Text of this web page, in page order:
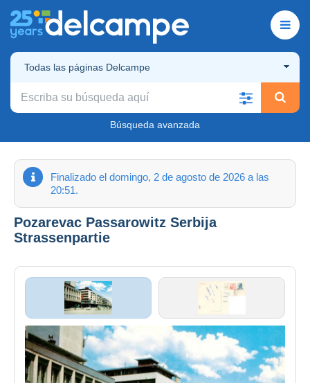
Todas las páginas Delcampe
Búsqueda avanzada
Finalizado el domingo, 2 de agosto de 2026 a las
20:51.
Pozarevac Passarowitz Serbija
Strassenpartie